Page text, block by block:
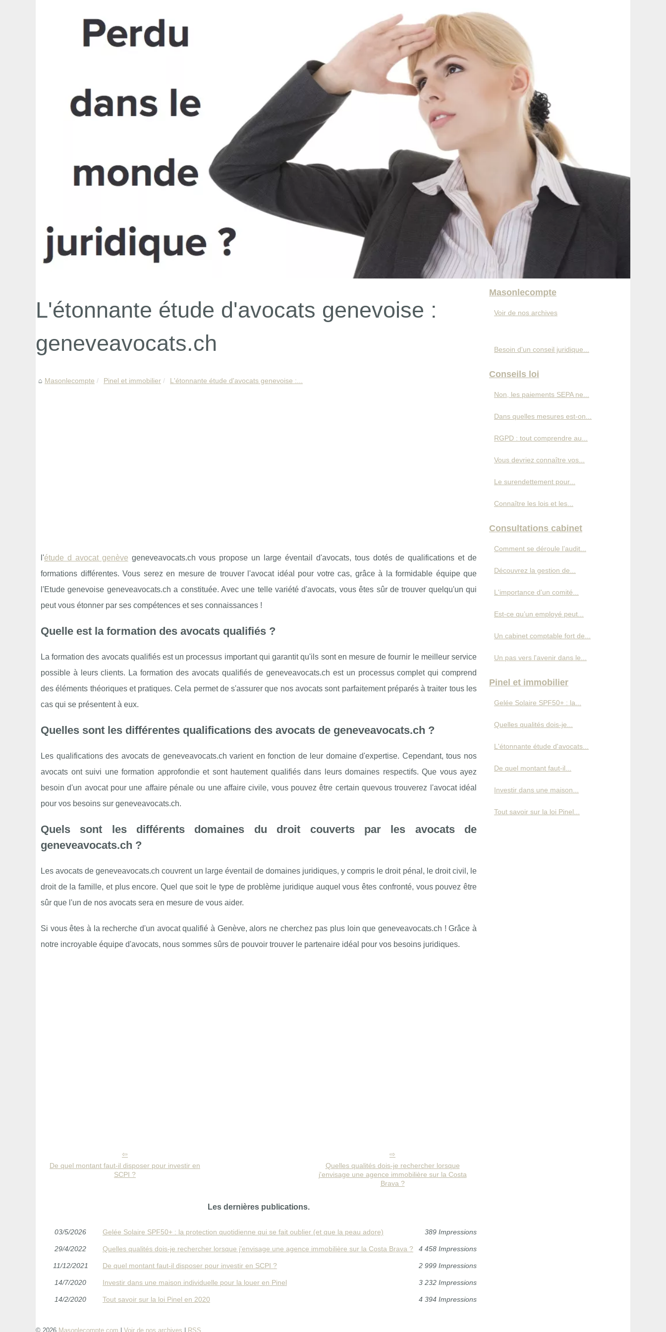
L'étonnante étude d'avocats genevoise :
geneveavocats.ch
Masonlecompte Pinel et immobilier L'étonnante étude d'avocats genevoise :...
l'étude d avocat genève geneveavocats.ch vous propose un large éventail d'avocats, tous dotés de qualifications et de
formations différentes. Vous serez en mesure de trouver l'avocat idéal pour votre cas, grâce à la formidable équipe que
l'Etude genevoise geneveavocats.ch a constituée. Avec une telle variété d'avocats, vous êtes sûr de trouver quelqu'un qui
peut vous étonner par ses compétences et ses connaissances !
Quelle est la formation des avocats qualifiés ?
La formation des avocats qualifiés est un processus important qui garantit qu'ils sont en mesure de fournir le meilleur service
possible à leurs clients. La formation des avocats qualifiés de geneveavocats.ch est un processus complet qui comprend
des éléments théoriques et pratiques. Cela permet de s'assurer que nos avocats sont parfaitement préparés à traiter tous les
cas qui se présentent à eux.
Quelles sont les différentes qualifications des avocats de geneveavocats.ch ?
Les qualifications des avocats de geneveavocats.ch varient en fonction de leur domaine d'expertise. Cependant, tous nos
avocats ont suivi une formation approfondie et sont hautement qualifiés dans leurs domaines respectifs. Que vous ayez
besoin d'un avocat pour une affaire pénale ou une affaire civile, vous pouvez être certain quevous trouverez l'avocat idéal
pour vos besoins sur geneveavocats.ch.
Quels sont les différents domaines du droit couverts par les avocats de
geneveavocats.ch ?
Les avocats de geneveavocats.ch couvrent un large éventail de domaines juridiques, y compris le droit pénal, le droit civil, le
droit de la famille, et plus encore. Quel que soit le type de problème juridique auquel vous êtes confronté, vous pouvez être
sûr que l'un de nos avocats sera en mesure de vous aider.
Si vous êtes à la recherche d'un avocat qualifié à Genève, alors ne cherchez pas plus loin que geneveavocats.ch ! Grâce à
notre incroyable équipe d'avocats, nous sommes sûrs de pouvoir trouver le partenaire idéal pour vos besoins juridiques.
De quel montant faut-il disposer pour investir en
SCPI ?
Quelles qualités dois-je rechercher lorsque
j'envisage une agence immobilière sur la Costa
Brava ?
Les dernières publications.
03/5/2026 Gelée Solaire SPF50+ : la protection quotidienne qui se fait oublier (et que la peau adore) 389 Impressions
29/4/2022 Quelles qualités dois-je rechercher lorsque j'envisage une agence immobilière sur la Costa Brava ? 4 458 Impressions
11/12/2021 De quel montant faut-il disposer pour investir en SCPI ? 2 999 Impressions
14/7/2020 Investir dans une maison individuelle pour la louer en Pinel 3 232 Impressions
14/2/2020 Tout savoir sur la loi Pinel en 2020 4 394 Impressions
Masonlecompte
Voir de nos archives
Besoin d'un conseil juridique...
Conseils loi
Non, les paiements SEPA ne...
Dans quelles mesures est-on...
RGPD : tout comprendre au...
Vous devriez connaître vos...
Le surendettement pour...
Connaître les lois et les...
Consultations cabinet
Comment se déroule l’audit...
Découvrez la gestion de...
L'importance d'un comité...
Est-ce qu’un employé peut...
Un cabinet comptable fort de...
Un pas vers l'avenir dans le...
Pinel et immobilier
Gelée Solaire SPF50+ : la...
Quelles qualités dois-je...
L'étonnante étude d'avocats...
De quel montant faut-il...
Investir dans une maison...
Tout savoir sur la loi Pinel...
© 2026 Masonlecompte.com Voir de nos archives RSS